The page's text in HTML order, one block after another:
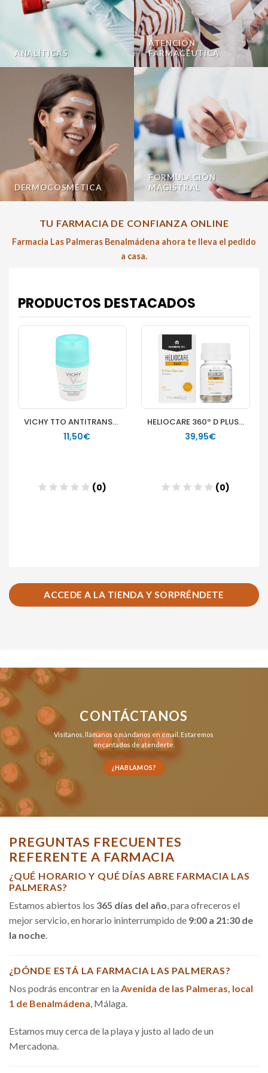
ANALÍTICAS
ATENCIÓN
FARMACÉUTICA
DERMOCOSMÉTICA
FORMULACIÓN
MAGISTRAL
TU FARMACIA DE CONFIANZA ONLINE
Farmacia Las Palmeras Benalmádena ahora te lleva el pedido
a casa.
ACCEDE A LA TIENDA Y SORPRÉNDETE
CONTÁCTANOS
Visítanos, llámanosomándanos en email . Estaremos
encantados de atenderte.
¿HABLAMOS?
PREGUNTAS FRECUENTES
REFERENTE A FARMACIA
¿QUÉ HORARIO Y QUÉ DÍAS ABRE FARMACIA LAS
PALMERAS?
Estamos abiertos los 365 días del año, para ofreceros el
mejor servicio, en horario ininterrumpido de 9:00 a 21:30 de
la noche.
¿DÓNDE ESTÁ LA FARMACIA LAS PALMERAS?
Nos podrás encontrar en la Avenida de las Palmeras, local
1 de Benalmádena, Málaga.
Estamos muy cerca de la playa y justo al lado de un
Mercadona.